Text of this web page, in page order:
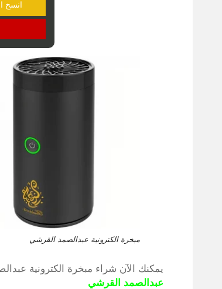
انسخ
مبخرة الكترونية عبدالصمد القرشي
يمكنك الآن شراء مبخرة الكترونية
عبدالصمد القرشي